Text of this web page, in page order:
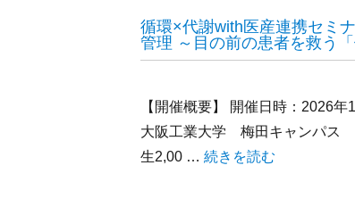
循環×代謝with医産連携セミ
管理 ～目の前の患者を救う
【開催概要】 開催日時：2026
大阪工業大学 梅田キャンパス
生2,00 … “循環×代謝with医産連
続きを読む